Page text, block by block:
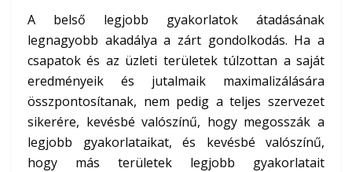
A belső legjobb gyakorlatok átadásának
legnagyobb akadálya a zárt gondolkodás. Ha a
csapatok és az üzleti területek túlzottan a saját
eredményeik és jutalmaik maximalizálására
összpontosítanak, nem pedig a teljes szervezet
sikerére, kevésbé valószínű, hogy megosszák a
legjobb gyakorlataikat, és kevésbé valószínű,
hogy más területek legjobb gyakorlatait